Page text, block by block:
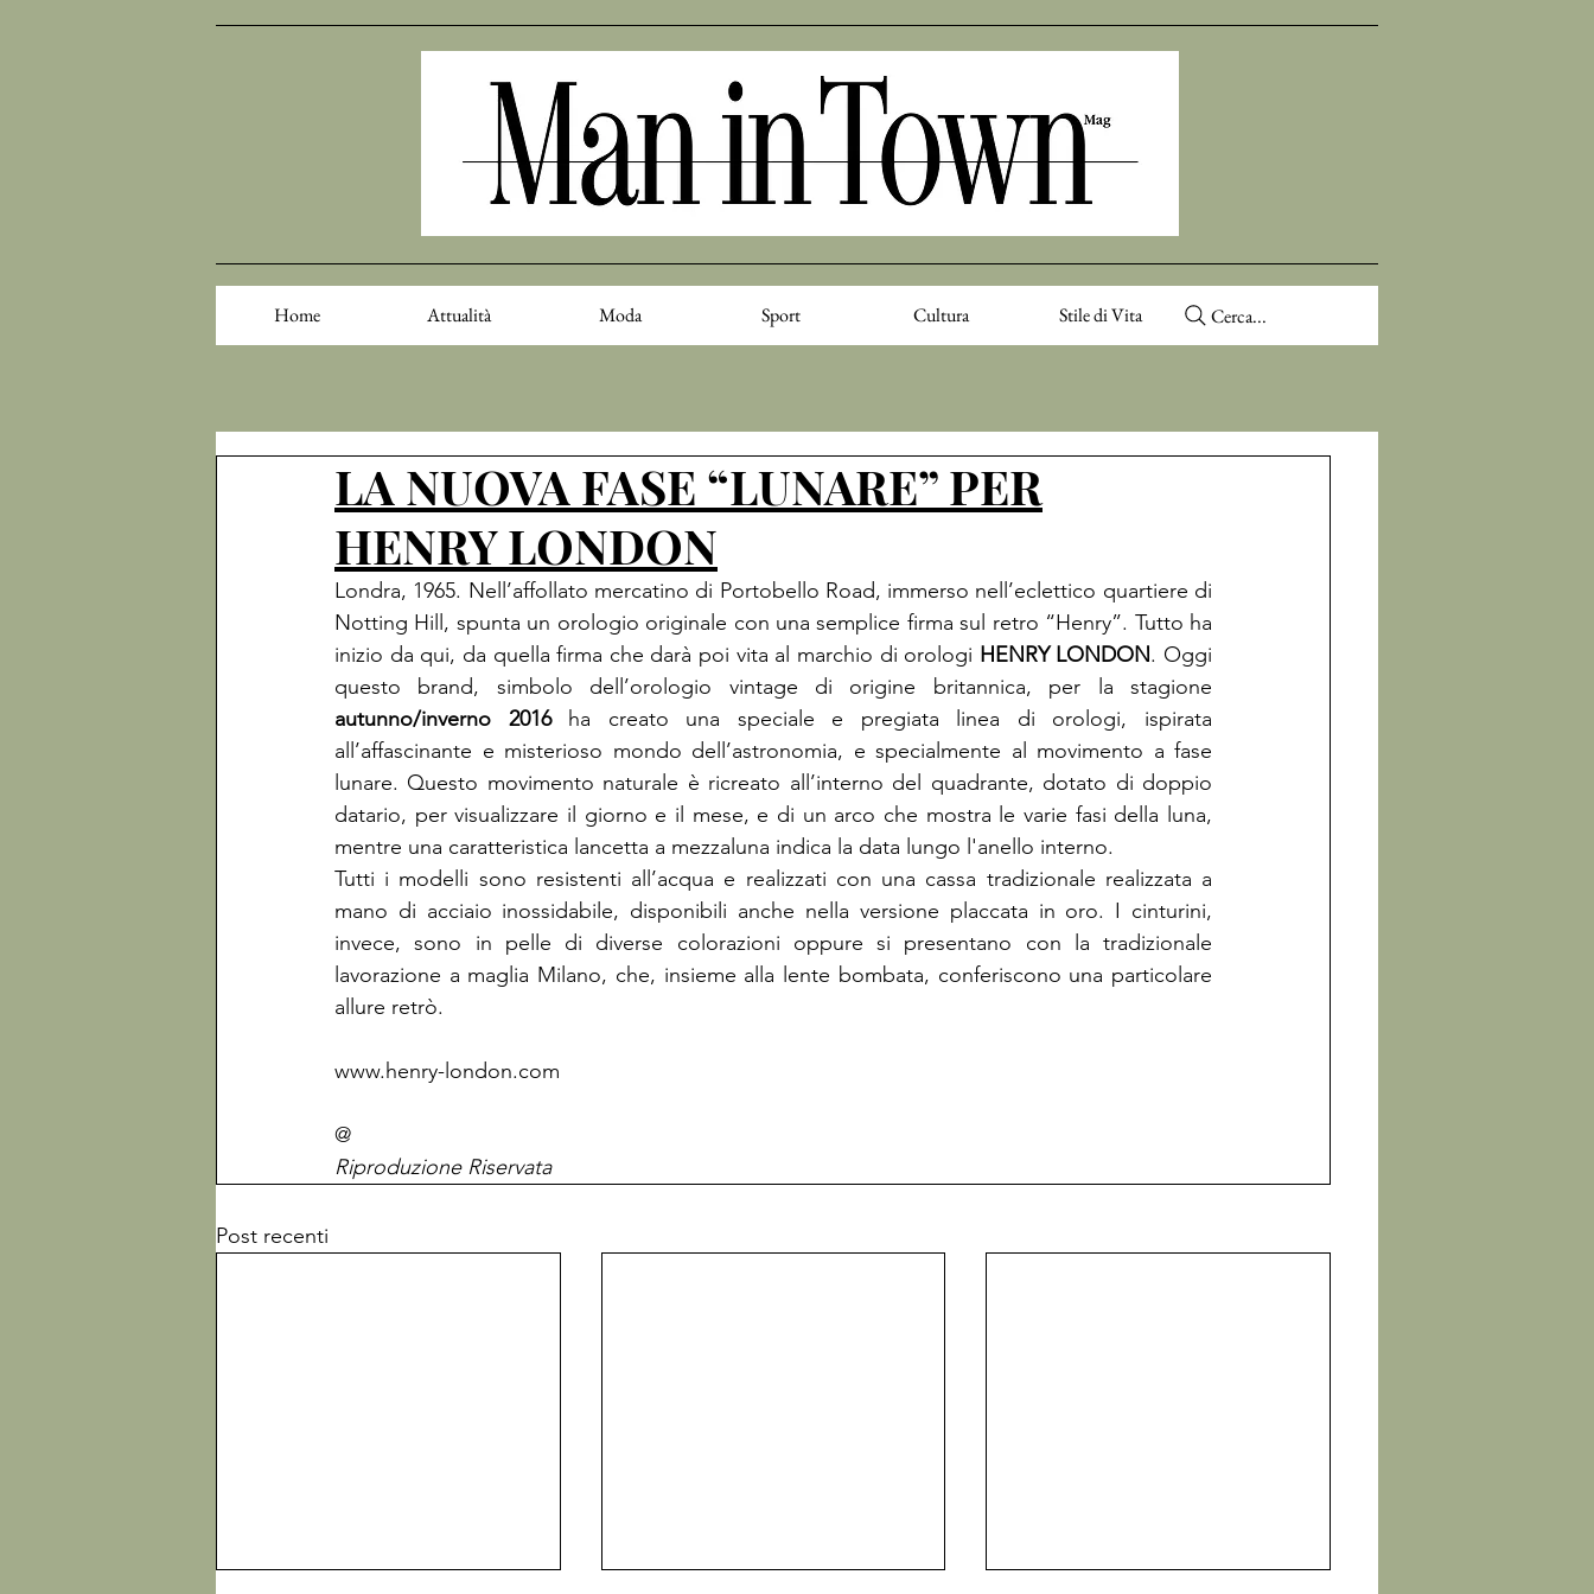
Home Attualità Moda Sport Cultura Stile di Vita Cerca...
LA NUOVA FASE “LUNARE” PER
HENRY LONDON
Londra, 1965. Nell’affollato mercatino di Portobello Road, immerso nell’eclettico quartiere di
Notting Hill, spunta un orologio originale con una semplice firma sul retro “Henry”. Tutto ha
inizio da qui, da quella firma che darà poi vita al marchio di orologi HENRY LONDON. Oggi
autunno/inverno 2016 ha creato una speciale e pregiata linea di orologi, ispirata
all’affascinante e misterioso mondo dell’astronomia, e specialmente al movimento a fase
lunare. Questo movimento naturale è ricreato all’interno del quadrante, dotato di doppio
datario, per visualizzare il giorno e il mese, e di un arco che mostra le varie fasi della luna,
mentre una caratteristica lancetta a mezzaluna indica la data lungo l'anello interno.
Tutti i modelli sono resistenti all’acqua e realizzati con una cassa tradizionale realizzata a
mano di acciaio inossidabile, disponibili anche nella versione placcata in oro. I cinturini,
invece, sono in pelle di diverse colorazioni oppure si presentano con la tradizionale
lavorazione a maglia Milano, che, insieme alla lente bombata, conferiscono una particolare
allure retrò.
www.henry-london.com
@
Riproduzione Riservata
Post recenti